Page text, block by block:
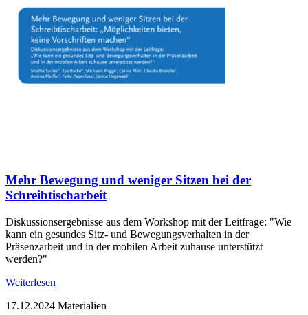
Mehr Bewegung und weniger Sitzen bei der
Schreibtischarbeit
Diskussionsergebnisse aus dem Workshop mit der Leitfrage: "Wie
kann ein gesundes Sitz- und Bewegungsverhalten in der
Präsenzarbeit und in der mobilen Arbeit zuhause unterstützt
werden?"
Weiterlesen
17.12.2024 Materialien